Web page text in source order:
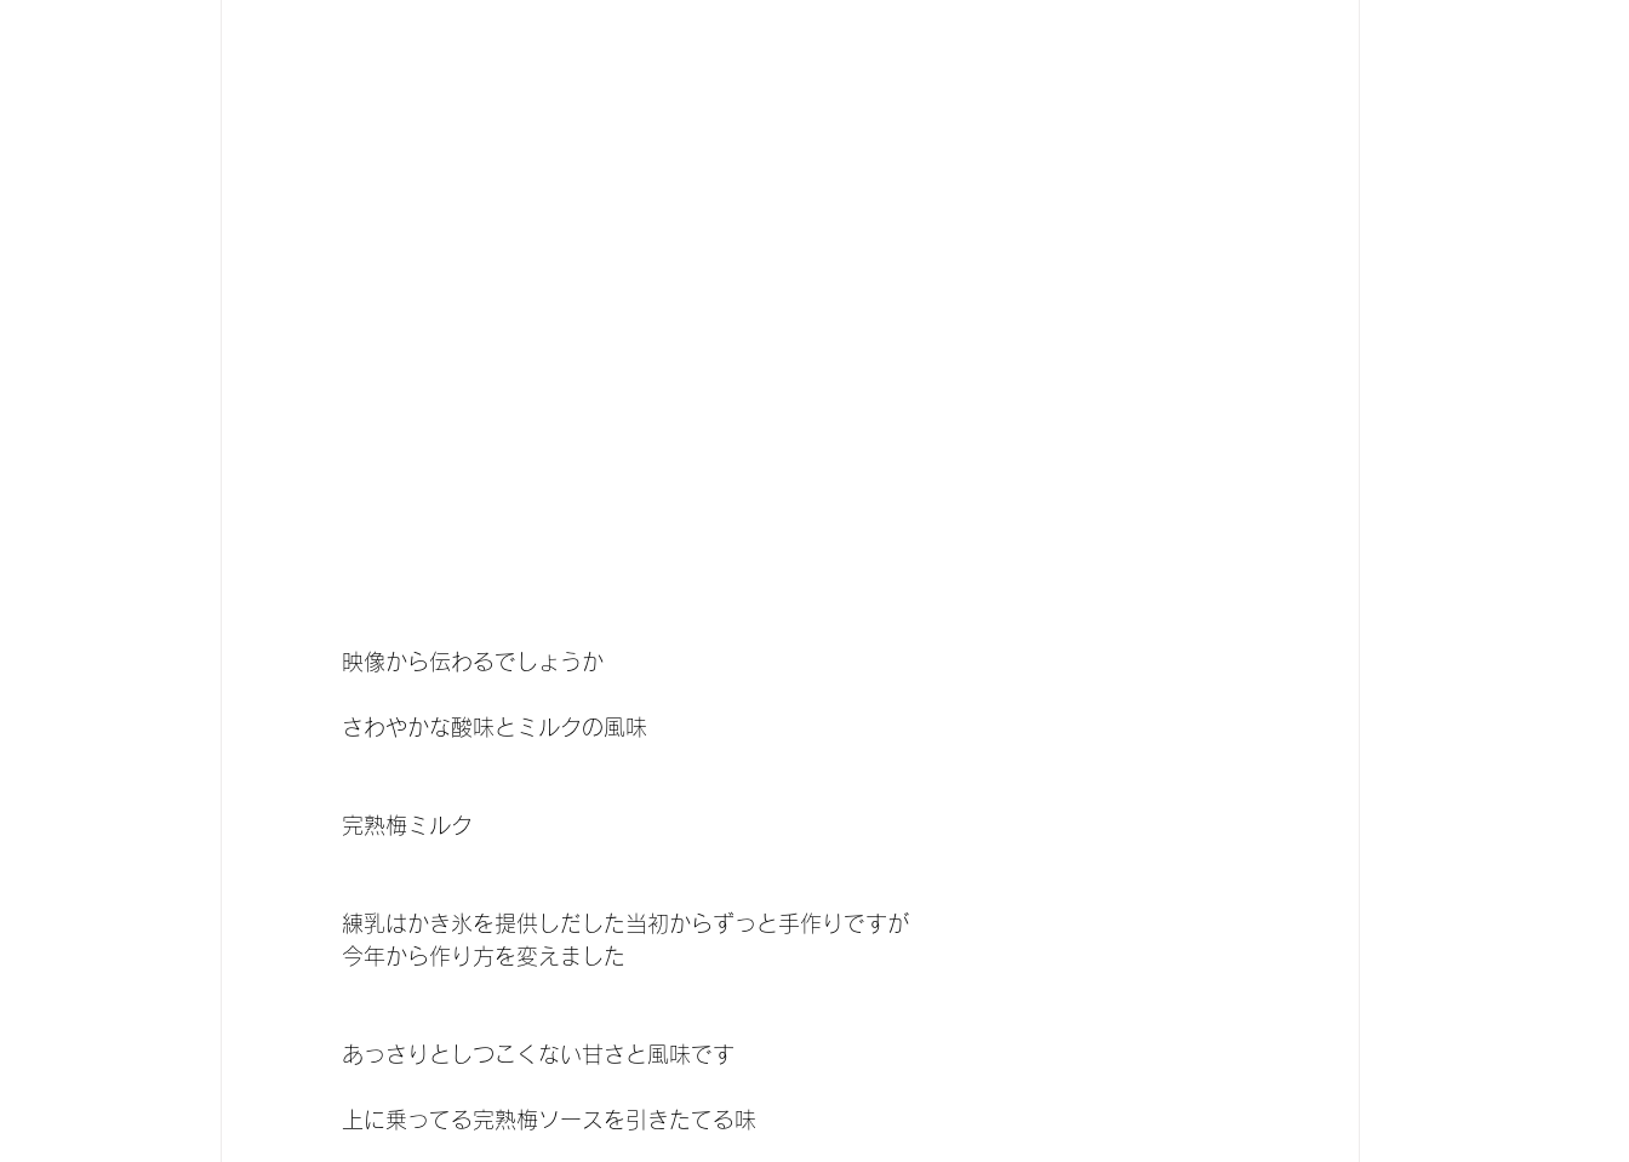
映像から伝わるでしょうか
さわやかな酸味とミルクの風味
完熟梅ミルク
練乳はかき氷を提供しだした当初からずっと手作りですが
今年から作り方を変えました
あっさりとしつこくない甘さと風味です
上に乗ってる完熟梅ソースを引きたてる味